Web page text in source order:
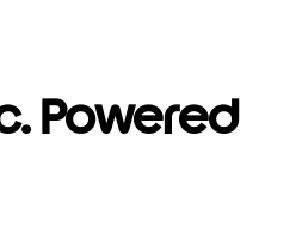
Powered